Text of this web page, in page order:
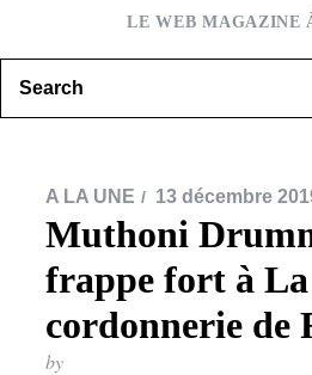
LE WEB MAGAZINE
A LA UNE 13 décembre
Muthoni
frappe fort à La
cordonnerie de
by